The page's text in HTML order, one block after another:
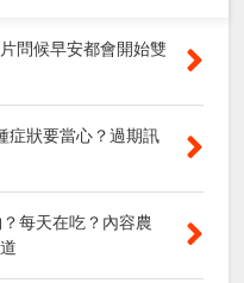
問候早安都會開始雙
症狀要當心？過期訊
每天在吃？內容農